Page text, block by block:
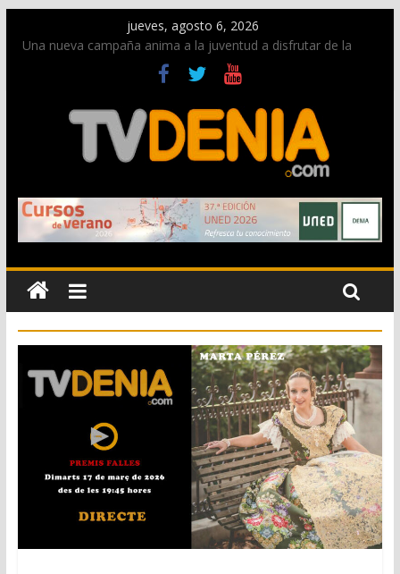
jueves, agosto 6, 2026
Una nueva campaña anima a la juventud a disfrutar de la
Paco Adsuar dona al Arxiu de Dénia más de 50.000 imágenes
de la memoria visual de la ciudad
La Entraeta Festera llena de ambiente la calle Marqués de
Campo con la recepción a la Capitanía Cristiana
El XII Festival de Jazz de Dénia reunirá durante agosto a
figuras nacionales e internacionales en los Jardins de
Torrecremada
Los Moros y Cristianos 2026 reciben las llaves de la ciudad y
dan inicio a las fiestas en Dénia